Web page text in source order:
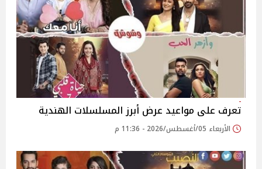
تعرف على مواعيد عرض أبرز المسلسلات الهندية
الأربعاء 05/أغسطس/2026 - 11:36 م